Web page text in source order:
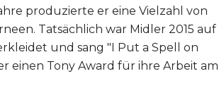
produzierte er eine Vielzahl von
Tatsächlich war Midler 2015 auf
und sang "I Put a Spell on
einen Tony Award für ihre Arbeit am